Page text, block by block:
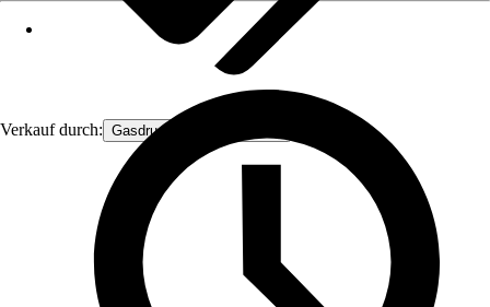
Verkauf durch: Gasdruckfeder Großhandel